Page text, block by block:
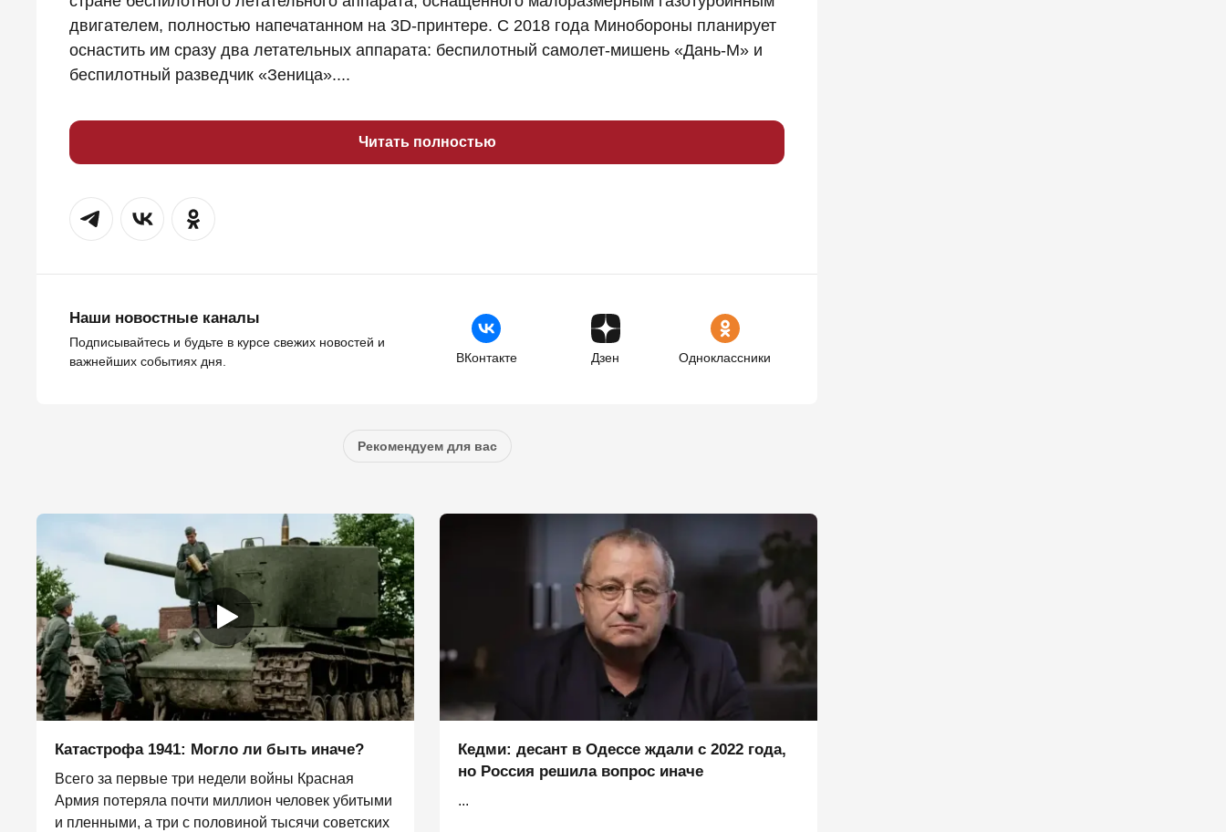
двигателем, полностью напечатанном на 3D-принтере. C 2018 года Минобороны планирует
оснастить им сразу два летательных аппарата: беспилотный самолет-мишень «Дань-М» и
беспилотный разведчик «Зеница»....
Читать полностью
Наши новостные каналы
Подписывайтесь и будьте в курсе свежих новостей и
важнейших событиях дня.
ВКонтакте Дзен Одноклассники
Рекомендуем для вас
Катастрофа 1941: Могло ли быть иначе?
Всего за первые три недели войны Красная
Армия потеряла почти миллион человек убитыми
и пленными, а три с половиной тысячи советских
Кедми: десант в Одессе ждали с 2022 года,
но Россия решила вопрос иначе
...